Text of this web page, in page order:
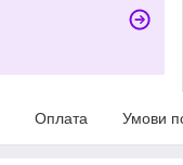
Оплата Умови